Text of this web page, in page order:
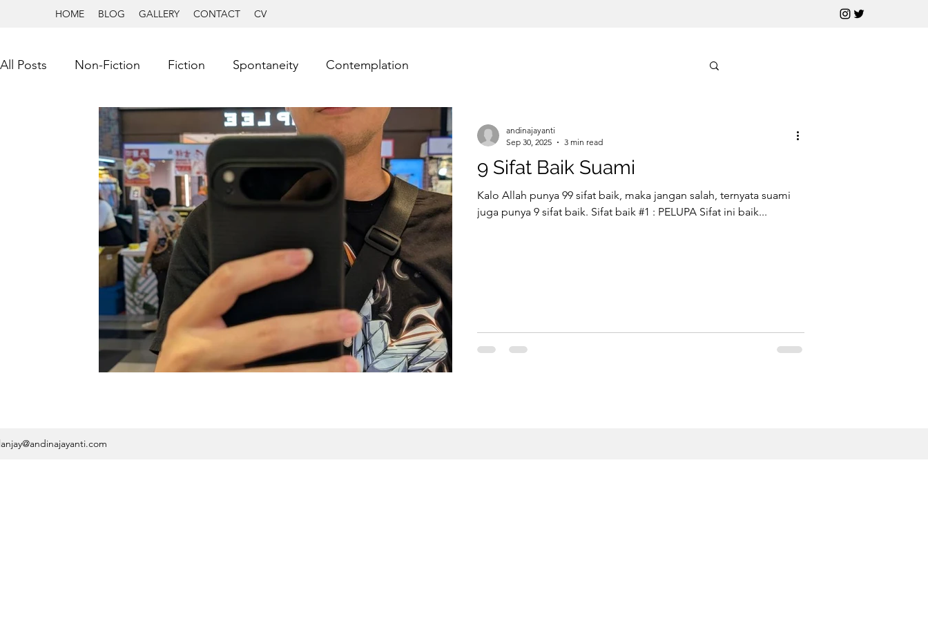
HOME BLOG GALLERY CONTACT CV
All Posts Non-Fiction Fiction Spontaneity Contemplation
9 Sifat Baik Suami
Kalo Allah punya 99 sifat baik, maka jangan salah, ternyata suami
juga punya 9 sifat baik. Sifat baik #1 : PELUPA Sifat ini baik...
andinajayanti
Sep 30, 2025
3 min read